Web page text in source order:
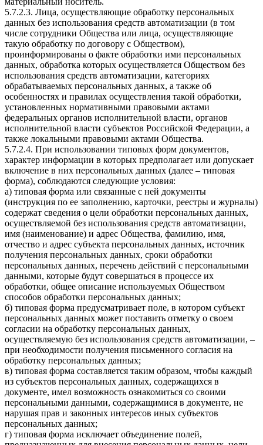
5.7.2.3. Лица, осуществляющие обработку персональных
данных без использования средств автоматизации (в том
числе сотрудники Общества или лица, осуществляющие
такую обработку по договору с Обществом),
проинформированы о факте обработки ими персональных
данных, обработка которых осуществляется Обществом без
использования средств автоматизации, категориях
обрабатываемых персональных данных, а также об
особенностях и правилах осуществления такой обработки,
установленных нормативными правовыми актами
федеральных органов исполнительной власти, органов
исполнительной власти субъектов Российской Федерации, а
также локальными правовыми актами Общества.
5.7.2.4. При использовании типовых форм документов,
характер информации в которых предполагает или допускает
включение в них персональных данных (далее – типовая
форма), соблюдаются следующие условия:
а) типовая форма или связанные с ней документы
(инструкция по ее заполнению, карточки, реестры и журналы)
содержат сведения о цели обработки персональных данных,
осуществляемой без использования средств автоматизации,
имя (наименование) и адрес Общества, фамилию, имя,
отчество и адрес субъекта персональных данных, источник
получения персональных данных, сроки обработки
персональных данных, перечень действий с персональными
данными, которые будут совершаться в процессе их
обработки, общее описание используемых Обществом
способов обработки персональных данных;
б) типовая форма предусматривает поле, в котором субъект
персональных данных может поставить отметку о своем
согласии на обработку персональных данных,
осуществляемую без использования средств автоматизации, –
при необходимости получения письменного согласия на
обработку персональных данных;
в) типовая форма составляется таким образом, чтобы каждый
из субъектов персональных данных, содержащихся в
документе, имел возможность ознакомиться со своими
персональными данными, содержащимися в документе, не
нарушая прав и законных интересов иных субъектов
персональных данных;
г) типовая форма исключает объединение полей,